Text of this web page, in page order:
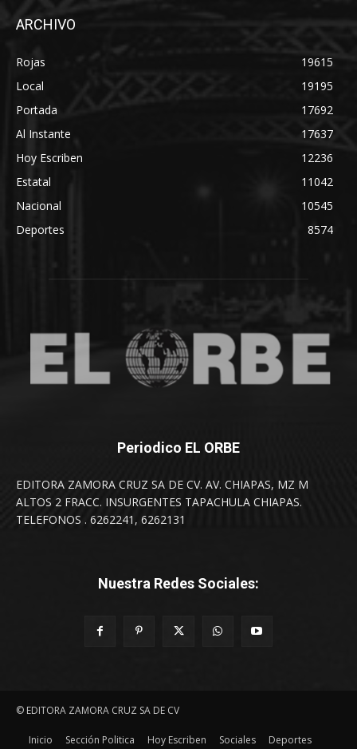
ARCHIVO
Rojas
19615
Local
19195
Portada
17692
Al Instante
17637
Hoy Escriben
12236
Estatal
11042
Nacional
10545
Deportes
8574
Periodico EL ORBE
EDITORA ZAMORA CRUZ SA DE CV. AV. CHIAPAS, MZ M
ALTOS 2 FRACC. INSURGENTES TAPACHULA CHIAPAS.
TELEFONOS . 6262241, 6262131
Nuestra Redes Sociales:
© EDITORA ZAMORA CRUZ SA DE CV
Inicio Sección Politica Hoy Escriben Sociales Deportes